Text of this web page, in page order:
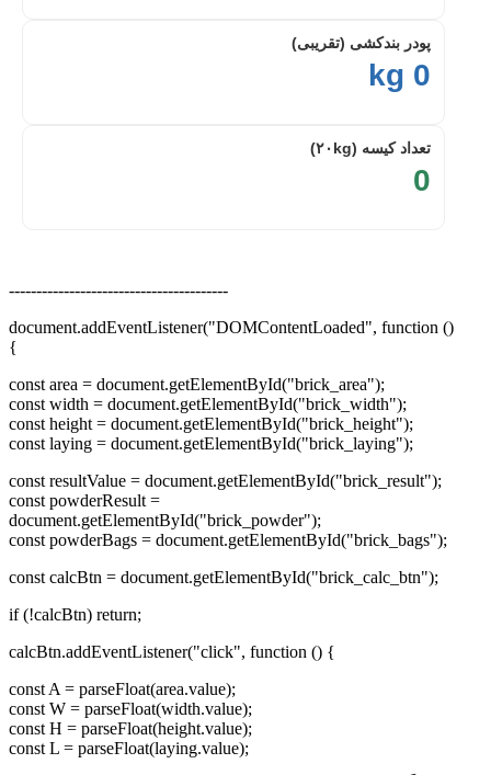
پودر بندکشی (تقریبی)
0 kg
تعداد کیسه (۲۰kg)
0
----------------------------------------
document.addEventListener("DOMContentLoaded", function ()
{
const area = document.getElementById("brick_area");
const width = document.getElementById("brick_width");
const height = document.getElementById("brick_height");
const laying = document.getElementById("brick_laying");
const resultValue = document.getElementById("brick_result");
const powderResult =
document.getElementById("brick_powder");
const powderBags = document.getElementById("brick_bags");
const calcBtn = document.getElementById("brick_calc_btn");
if (!calcBtn) return;
calcBtn.addEventListener("click", function () {
const A = parseFloat(area.value);
const W = parseFloat(width.value);
const H = parseFloat(height.value);
const L = parseFloat(laying.value);